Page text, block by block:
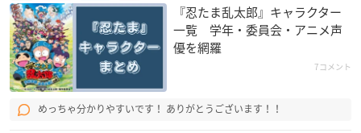
『忍たま乱太郎』キャラクター
一覧 学年・委員会・アニメ声
優を網羅
7コメント
めっちゃ分かりやすいです！ ありがとうございます！！